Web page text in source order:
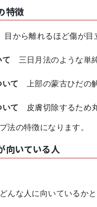
特徴
目から離れるほど傷が
て 三日月法のような単
いて 上部の蒙古ひだの
いて 皮膚切除するため
法の特徴になります。
向いている人
んな人に向いているかと